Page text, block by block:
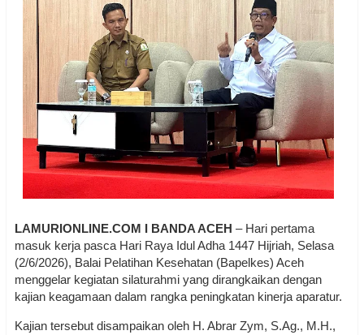
LAMURIONLINE.COM I BANDA ACEH – Hari pertama
masuk kerja pasca Hari Raya Idul Adha 1447 Hijriah, Selasa
(2/6/2026), Balai Pelatihan Kesehatan (Bapelkes) Aceh
menggelar kegiatan silaturahmi yang dirangkaikan dengan
kajian keagamaan dalam rangka peningkatan kinerja aparatur.
Kajian tersebut disampaikan oleh H. Abrar Zym, S.Ag., M.H.,